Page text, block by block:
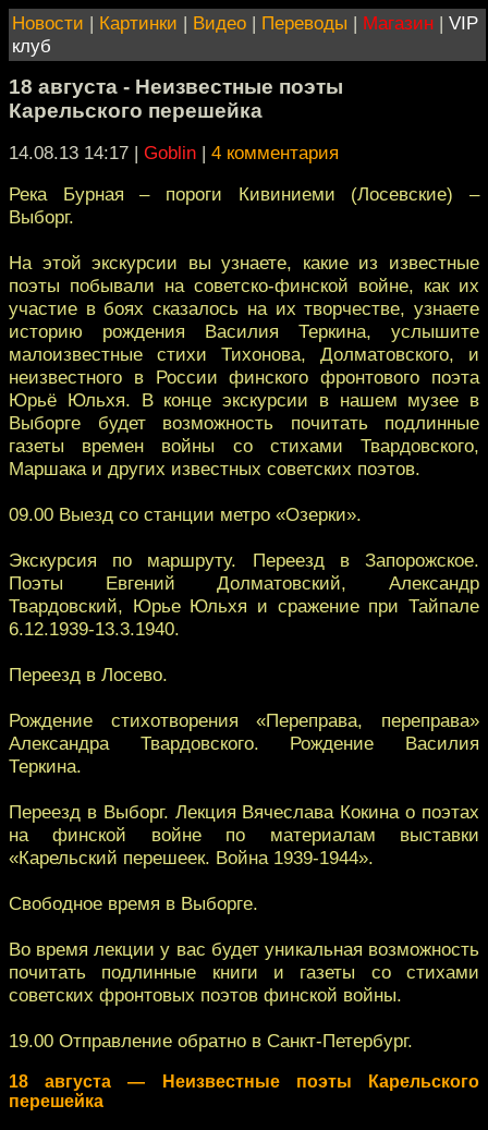
Новости | Картинки | Видео | Переводы | Магазин | VIP
клуб
18 августа - Неизвестные поэты
Карельского перешейка
14.08.13 14:17 | Goblin | 4 комментария
Река Бурная – пороги Кивиниеми (Лосевские) –
Выборг.
На этой экскурсии вы узнаете, какие из известные
поэты побывали на советско-финской войне, как их
участие в боях сказалось на их творчестве, узнаете
историю рождения Василия Теркина, услышите
малоизвестные стихи Тихонова, Долматовского, и
неизвестного в России финского фронтового поэта
Юрьё Юльхя. В конце экскурсии в нашем музее в
Выборге будет возможность почитать подлинные
газеты времен войны со стихами Твардовского,
Маршака и других известных советских поэтов.
09.00 Выезд со станции метро «Озерки».
Экскурсия по маршруту. Переезд в Запорожское.
Поэты Евгений Долматовский, Александр
Твардовский, Юрье Юльхя и сражение при Тайпале
6.12.1939-13.3.1940.
Переезд в Лосево.
Рождение стихотворения «Переправа, переправа»
Александра Твардовского. Рождение Василия
Теркина.
Переезд в Выборг. Лекция Вячеслава Кокина о поэтах
на финской войне по материалам выставки
«Карельский перешеек. Война 1939-1944».
Свободное время в Выборге.
Во время лекции у вас будет уникальная возможность
почитать подлинные книги и газеты со стихами
советских фронтовых поэтов финской войны.
19.00 Отправление обратно в Санкт-Петербург.
18 августа — Неизвестные поэты Карельского
перешейка